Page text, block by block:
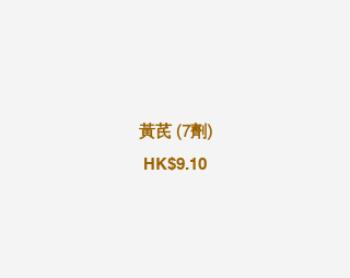
黃芪 (7劑)
HK$9.10